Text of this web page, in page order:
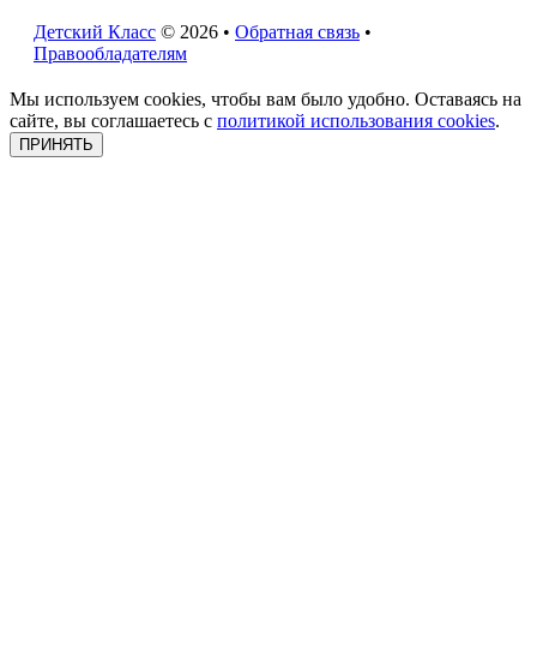
Детский Класс © 2026 • Обратная связь •
Правообладателям
Мы используем cookies, чтобы вам было удобно. Оставаясь на
сайте, вы соглашаетесь с политикой использования cookies.
ПРИНЯТЬ